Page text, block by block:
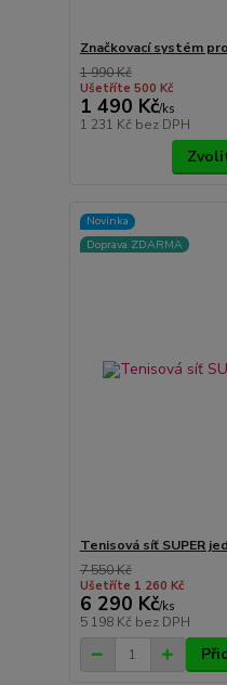
Značkovací systém
1 990 Kč
Ušetříte 500 Kč
1 490 Kč/ks
1 231 Kč bez DPH
Novinka
Doprava ZDARMA
Tenisová síť SUPER
7 550 Kč
Ušetříte 1 260 Kč
6 290 Kč/ks
5 198 Kč bez DPH